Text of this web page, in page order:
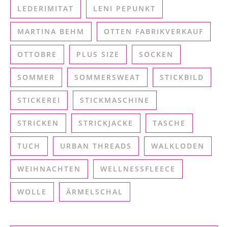
LEDERIMITAT LENI PEPUNKT
MARTINA BEHM OTTEN FABRIKVERKAUF
OTTOBRE PLUS SIZE SOCKEN
SOMMER SOMMERSWEAT STICKBILD
STICKEREI STICKMASCHINE
STRICKEN STRICKJACKE TASCHE
TUCH URBAN THREADS WALKLODEN
WEIHNACHTEN WELLNESSFLEECE
WOLLE ÄRMELSCHAL